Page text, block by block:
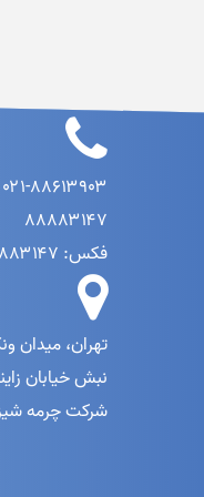
۰۲۱-۸۸۶۱۳۹۰۳ (۵ خط)
۸۸۸۸۳۱۴۷
فکس: ۸۸۸۸۳۱۴۷-۰۲۱
تهران، میدان
شرکت چرمه